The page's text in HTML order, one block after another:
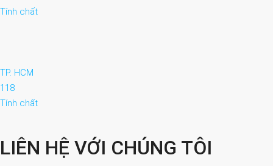
Tính chất
TP. HCM
118
Tính chất
LIÊN HỆ VỚI CHÚNG TÔI